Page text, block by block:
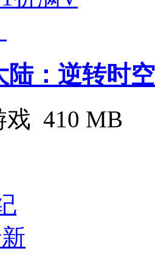
陆：逆转时
戏 410 MB